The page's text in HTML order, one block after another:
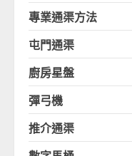
專業通渠方法
屯門通渠
廚房星盤
彈弓機
推介通渠